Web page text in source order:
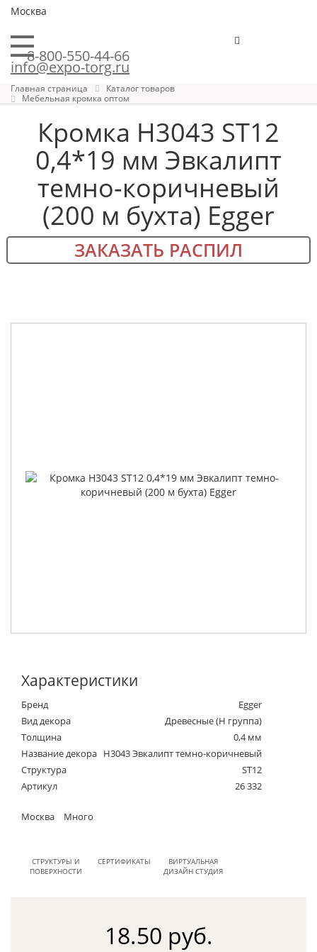
Москва
8-800-550-44-66
info@expo-torg.ru
Главная страница
Каталог товаров
Мебельная кромка оптом
Кромка H3043 ST12
0,4*19 мм Эвкалипт
темно-коричневый
(200 м бухта) Egger
ЗАКАЗАТЬ РАСПИЛ
Характеристики
Бренд
Egger
Вид декора
Древесные (Н группа)
Толщина
0,4 мм
Название декора H3043 Эвкалипт темно-коричневый
Структура
ST12
Артикул
26 332
Москва Много
СТРУКТУРЫ И
ПОВЕРХНОСТИ
СЕРТИФИКАТЫ
ВИРТУАЛЬНАЯ
ДИЗАЙН СТУДИЯ
18.50 руб.